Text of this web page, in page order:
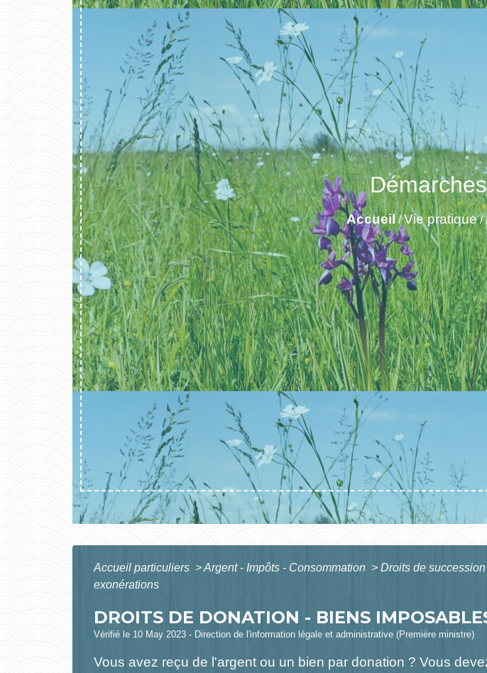
Accueil/Vie pratique/
Accueil particuliers >Argent - Impôts - Consommation > Droits de
exonérations
DROITS DE DONATION - BIENS
Vérifié le 10 May 2023 - Direction de l'information légale et administrative (Première ministre)
Vous avez reçu de l'argent ou un bien par donation ? Vous